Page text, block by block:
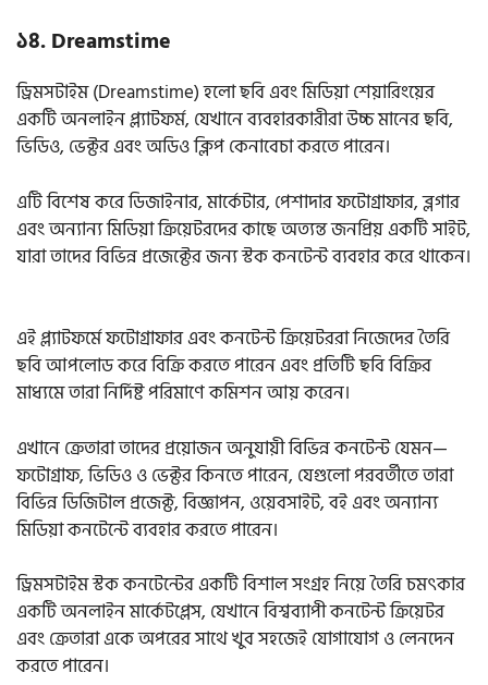
১৪. Dreamstime
ড্রিমসটাইম (Dreamstime) হলো ছবি এবং মিডিয়া শেয়ারিংয়ের
একটি অনলাইন প্ল্যাটফর্ম, যেখানে ব্যবহারকারীরা উচ্চ মানের ছবি,
ভিডিও, ভেক্টর এবং অডিও ক্লিপ কেনাবেচা করতে পারেন।
এটি বিশেষ করে ডিজাইনার, মার্কেটার, পেশাদার ফটোগ্রাফার, ব্লগার
এবং অন্যান্য মিডিয়া ক্রিয়েটরদের কাছে অত্যন্ত জনপ্রিয় একটি সাইট,
যারা তাদের বিভিন্ন প্রজেক্টের জন্য স্টক কনটেন্ট ব্যবহার করে থাকেন।
এই প্ল্যাটফর্মে ফটোগ্রাফার এবং কনটেন্ট ক্রিয়েটররা নিজেদের তৈরি
ছবি আপলোড করে বিক্রি করতে পারেন এবং প্রতিটি ছবি বিক্রির
মাধ্যমে তারা নির্দিষ্ট পরিমাণে কমিশন আয় করেন।
এখানে ক্রেতারা তাদের প্রয়োজন অনুযায়ী বিভিন্ন কনটেন্ট যেমন—
ফটোগ্রাফ, ভিডিও ও ভেক্টর কিনতে পারেন, যেগুলো পরবর্তীতে তারা
বিভিন্ন ডিজিটাল প্রজেক্ট, বিজ্ঞাপন, ওয়েবসাইট, বই এবং অন্যান্য
মিডিয়া কনটেন্টে ব্যবহার করতে পারেন।
ড্রিমসটাইম স্টক কনটেন্টের একটি বিশাল সংগ্রহ নিয়ে তৈরি চমৎকার
একটি অনলাইন মার্কেটপ্লেস, যেখানে বিশ্বব্যাপী কনটেন্ট ক্রিয়েটর
এবং ক্রেতারা একে অপরের সাথে খুব সহজেই যোগাযোগ ও লেনদেন
করতে পারেন।